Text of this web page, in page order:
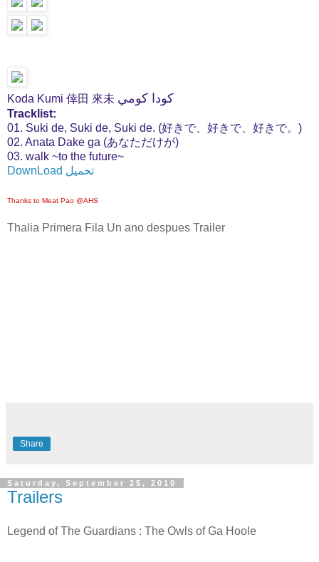
Koda Kumi 倖田 來未 كودا كومي
Tracklist:
01. Suki de, Suki de, Suki de. (好きで、好きで、好きで。)
02. Anata Dake ga (あなただけが)
03. walk ~to the future~
DownLoad تحميل
Thanks to Meat Pao @AHS
Thalia Primera Fila Un ano despues Trailer
Share
Saturday, September 25, 2010
Trailers
Legend of The Guardians : The Owls of Ga Hoole